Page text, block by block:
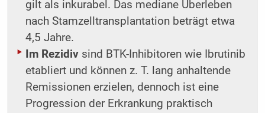
gilt als inkurabel. Das mediane Überleben
nach Stamzelltransplantation beträgt etwa
4,5 Jahre.
Im Rezidiv sind BTK-Inhibitoren wie Ibrutinib
etabliert und können z. T. lang anhaltende
Remissionen erzielen, dennoch ist eine
Progression der Erkrankung praktisch